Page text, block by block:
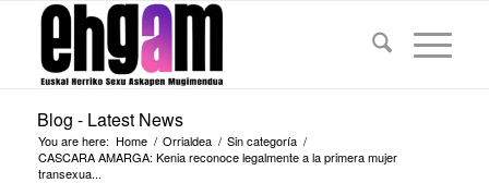
Blog - Latest News
You are here: Home / Orrialdea / Sin categoría /
CASCARA AMARGA: Kenia reconoce legalmente a la primera mujer
transexua...